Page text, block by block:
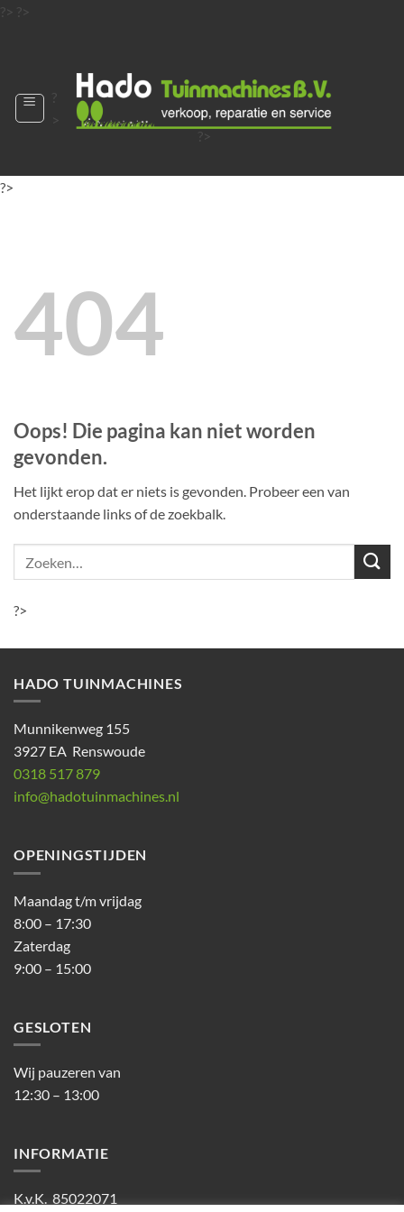
?> ?>
?>
?
?>
404
Oops! Die pagina kan niet worden
gevonden.
Het lijkt erop dat er niets is gevonden. Probeer een van
onderstaande links of de zoekbalk.
?>
HADO TUINMACHINES
Munnikenweg 155
3927 EA Renswoude
0318 517 879
info@hadotuinmachines.nl
OPENINGSTIJDEN
Maandag t/m vrijdag
8:00 – 17:30
Zaterdag
9:00 – 15:00
GESLOTEN
Wij pauzeren van
12:30 – 13:00
INFORMATIE
K.v.K. 85022071